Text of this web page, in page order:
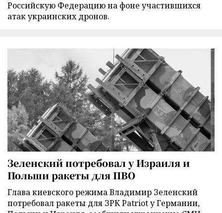
Российскую Федерацию на фоне участившихся
атак украинских дронов.
Зеленский потребовал у Израиля и
Польши ракеты для ПВО
Глава киевского режима Владимир Зеленский
потребовал ракеты для ЗРК Patriot у Германии,